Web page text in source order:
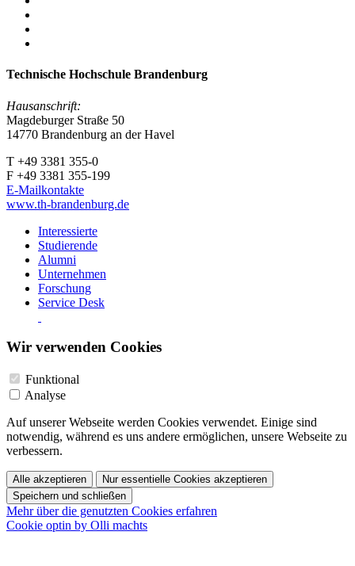
Technische Hochschule Brandenburg
Hausanschrift:
Magdeburger Straße 50
14770 Brandenburg an der Havel
T +49 3381 355-0
F +49 3381 355-199
E-Mailkontakte
www.th-brandenburg.de
Interessierte
Studierende
Alumni
Unternehmen
Forschung
Service Desk
Wir verwenden Cookies
Funktional
Analyse
Auf unserer Webseite werden Cookies verwendet. Einige sind
notwendig, während es uns andere ermöglichen, unsere Webseite zu
verbessern.
Alle akzeptieren
Nur essentielle Cookies akzeptieren
Speichern und schließen
Mehr über die genutzten Cookies erfahren
Cookie optin by Olli machts